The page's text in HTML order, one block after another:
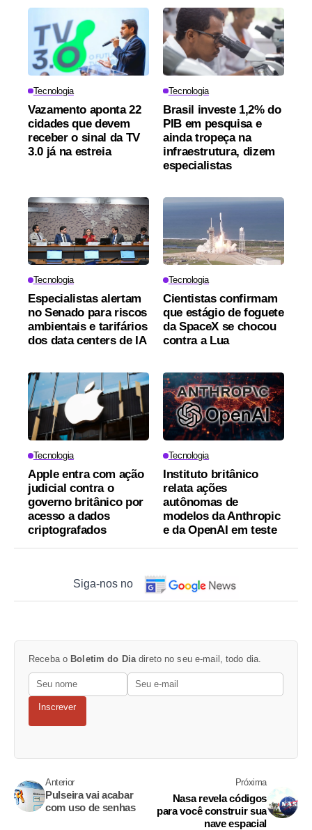
Tecnologia
Vazamento aponta 22
cidades que devem
receber o sinal da TV
3.0 já na estreia
Tecnologia
Brasil investe 1,2% do
PIB em pesquisa e
ainda tropeça na
infraestrutura, dizem
especialistas
Tecnologia
Especialistas alertam
no Senado para riscos
ambientais e tarifários
dos data centers de IA
Tecnologia
Cientistas confirmam
que estágio de foguete
da SpaceX se chocou
contra a Lua
Tecnologia
Apple entra com ação
judicial contra o
governo britânico por
acesso a dados
criptografados
Tecnologia
Instituto britânico
relata ações
autônomas de
modelos da Anthropic
e da OpenAI em teste
Siga-nos no
Receba o Boletim do Diadireto no seu e-mail, todo dia.
Inscrever
Anterior
Pulseira vai acabar
com uso de senhas
Próxima
Nasa revela códigos
para você construir sua
nave espacial